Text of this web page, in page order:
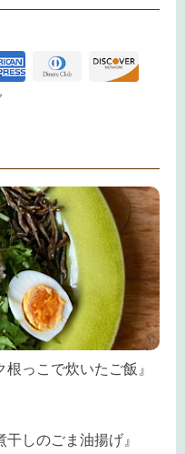
っこで炊いたご飯』
しのごま油揚げ』